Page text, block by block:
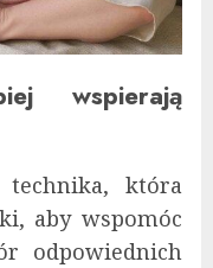
wspierają
technika, która
aby wspomóc
odpowiednich